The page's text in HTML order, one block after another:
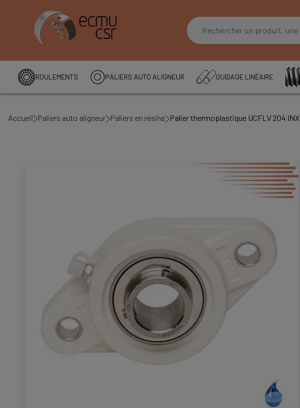
ROULEMENTS PALIERS AUTO ALIGNEUR GUIDAGE LINÉAIRE
Accueil Paliers auto aligneur Paliers en résine Palier thermoplastique UCFLV 204 INX